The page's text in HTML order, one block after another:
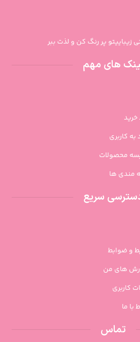
زیباییتو پر رنگ کن و لذت ببر
های مهم
به کاربری
محصولات
مندی ها
سریع
و ضوابط
های من
کاربری
با ما
تماس